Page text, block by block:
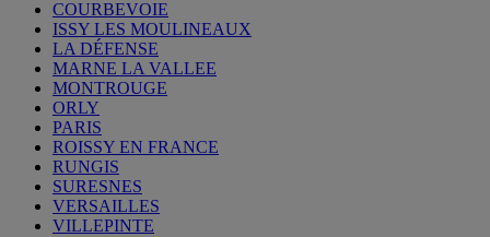
COURBEVOIE
ISSY LES MOULINEAUX
LA DÉFENSE
MARNE LA VALLEE
MONTROUGE
ORLY
PARIS
ROISSY EN FRANCE
RUNGIS
SURESNES
VERSAILLES
VILLEPINTE